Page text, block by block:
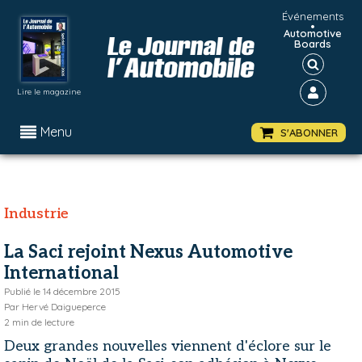
Lire le magazine
Événements
•
Automotive
Boards
Menu S'ABONNER
Industrie
La Saci rejoint Nexus Automotive
International
Publié le 14 décembre 2015
Par Hervé Daigueperce
2 min de lecture
Deux grandes nouvelles viennent d'éclore sur le